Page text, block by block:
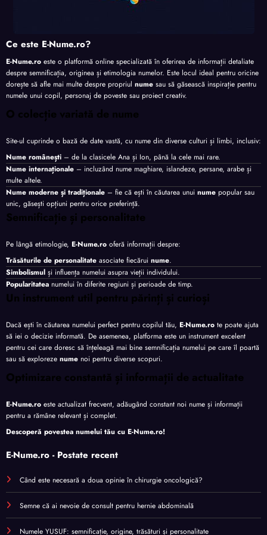
Ce este E-Nume.ro?
E-Nume.ro este o platformă online specializată în oferirea de informații detaliate
despre semnificația, originea și etimologia numelor. Este locul ideal pentru oricine
dorește să afle mai multe despre propriul nume sau să găsească inspirație pentru
numele unui copil, personaj de poveste sau proiect creativ.
O colecție variată de nume
Site-ul cuprinde o bază de date vastă, cu nume din diverse culturi și limbi, inclusiv:
Nume românești – de la clasicele Ana și Ion, până la cele mai rare.
Nume internaționale – incluzând nume maghiare, islandeze, persane, arabe și
multe altele.
Nume moderne și tradiționale – fie că ești în căutarea unui nume popular sau
unic, găsești opțiuni pentru orice preferință.
Semnificație și personalitate
Pe lângă etimologie, E-Nume.ro oferă informații despre:
Trăsăturile de personalitate asociate fiecărui nume.
Simbolismul și influența numelui asupra vieții individului.
Popularitatea numelui în diferite regiuni și perioade de timp.
Un instrument util pentru părinți și curioși
Dacă ești în căutarea numelui perfect pentru copilul tău, E-Nume.ro te poate ajuta
să iei o decizie informată. De asemenea, platforma este un instrument excelent
pentru cei care doresc să înțeleagă mai bine semnificația numelui pe care îl poartă
sau să exploreze nume noi pentru diverse scopuri.
Optimizare constantă și informații de actualitate
E-Nume.ro este actualizat frecvent, adăugând constant noi nume și informații
pentru a rămâne relevant și complet.
Descoperă povestea numelui tău cu E-Nume.ro!
E-Nume.ro - Postate recent
Când este necesară a doua opinie în chirurgie oncologică?
Semne că ai nevoie de consult pentru hernie abdominală
Numele YUSUF: semnificație, origine, trăsături și personalitate